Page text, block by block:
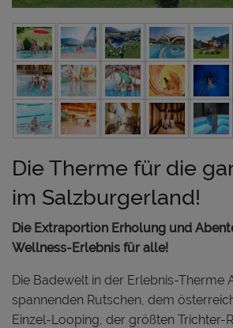
Die Therme für die
im Salzburgerland!
Die Extraportion Erholung und
Wellness-Erlebnis für alle!
Die Badewelt in der Erlebnis-Therme
spannenden Rutschen, dem
Einzel-Looping, der größten Trichter-